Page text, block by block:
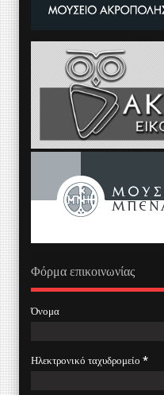
Φόρμα επικοινωνίας
Όνομα
Ηλεκτρονικό ταχυδρομείο *